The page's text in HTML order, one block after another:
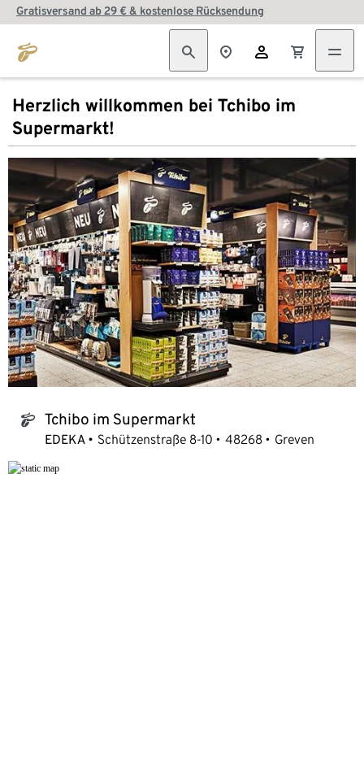
Gratisversand ab 29 € & kostenlose Rücksendung
Herzlich willkommen bei Tchibo im
Supermarkt!
tchibo_logo Tchibo im Supermarkt
EDEKA Schützenstraße 8-10 48268 Greven